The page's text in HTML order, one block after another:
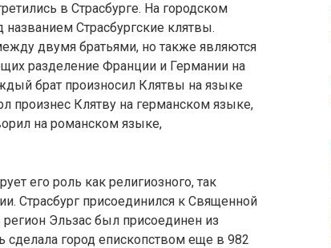
в Страсбурге. На городском
Страсбургские клятвы.
двумя братьями, но также являются
разделение Франции и Германии на
брат произносил Клятвы на языке
произнес Клятву на германском языке,
на романском языке,
его роль как религиозного, так
Страсбург присоединился к Священной
Эльзас был присоединен из
сделала город епископством еще в 982